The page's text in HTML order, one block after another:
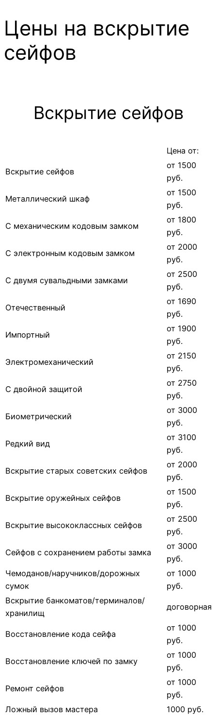
Цены на вскрытие
сейфов
Вскрытие сейфов
Цена от:
Вскрытие сейфов
от 1500
руб.
Металлический шкаф
от 1500
руб.
С механическим кодовым замком
от 1800
руб.
С электронным кодовым замком
от 2000
руб.
С двумя сувальдными замками
от 2500
руб.
Отечественный
от 1690
руб.
Импортный
от 1900
руб.
Электромеханический
от 2150
руб.
С двойной защитой
от 2750
руб.
Биометрический
от 3000
руб.
Редкий вид
от 3100
руб.
Вскрытие старых советских сейфов
от 2000
руб.
Вскрытие оружейных сейфов
от 1500
руб.
Вскрытие высококлассных сейфов
от 2500
руб.
Сейфов с сохранением работы замка
от 3000
руб.
Чемоданов/наручников/дорожных
сумок
от 1000
руб.
Вскрытие банкоматов/терминалов/
хранилищ
договорная
Восстановление кода сейфа
от 1000
руб.
Восстановление ключей по замку
от 1000
руб.
Ремонт сейфов
от 1000
руб.
Ложный вызов мастера
1000 руб.